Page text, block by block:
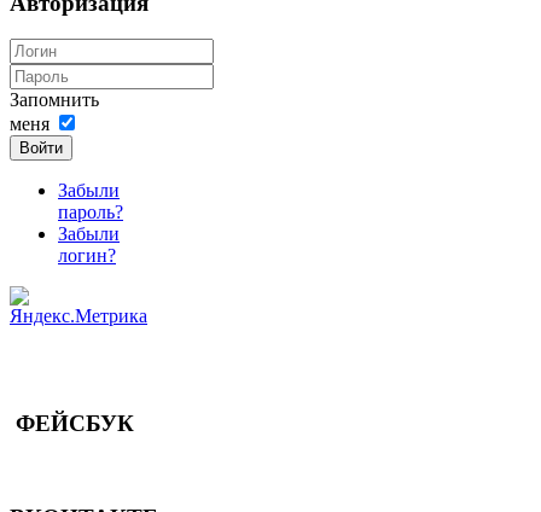
Запомнить
меня
Войти
Забыли
пароль?
Забыли
логин?
ФЕЙСБУК